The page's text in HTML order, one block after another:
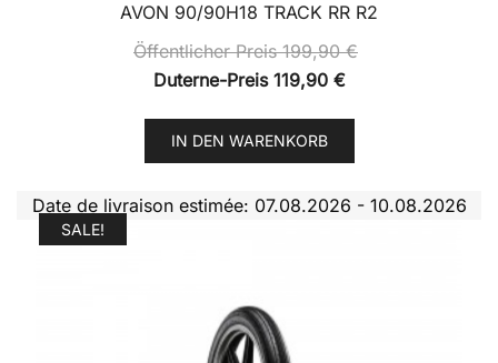
AVON 90/90H18 TRACK RR R2
Öffentlicher Preis199,90€
Duterne-Preis 119,90 €
IN DEN WARENKORB
Date de livraison estimée: 07.08.2026 - 10.08.2026
SALE!